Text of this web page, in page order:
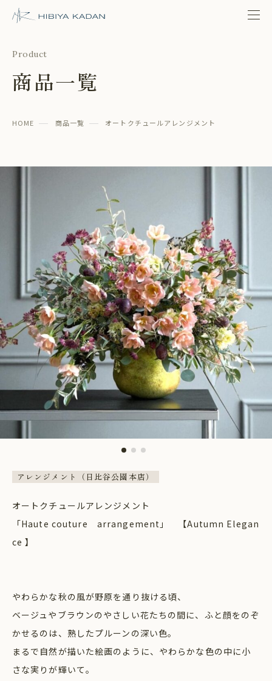
日比谷花壇 日比谷公園本店
Product
商品一覧
HOME 商品一覧 オートクチュールアレンジメント
アレンジメント（日比谷公園本店）
オートクチュールアレンジメント
「Haute couture arrangement」 【Autumn Elegan
ce 】
やわらかな秋の風が野原を通り抜ける頃、
ベージュやブラウンのやさしい花たちの間に、ふと顔をのぞ
かせるのは、熟したプルーンの深い色。
まるで自然が描いた絵画のように、やわらかな色の中に小
さな実りが輝いて。